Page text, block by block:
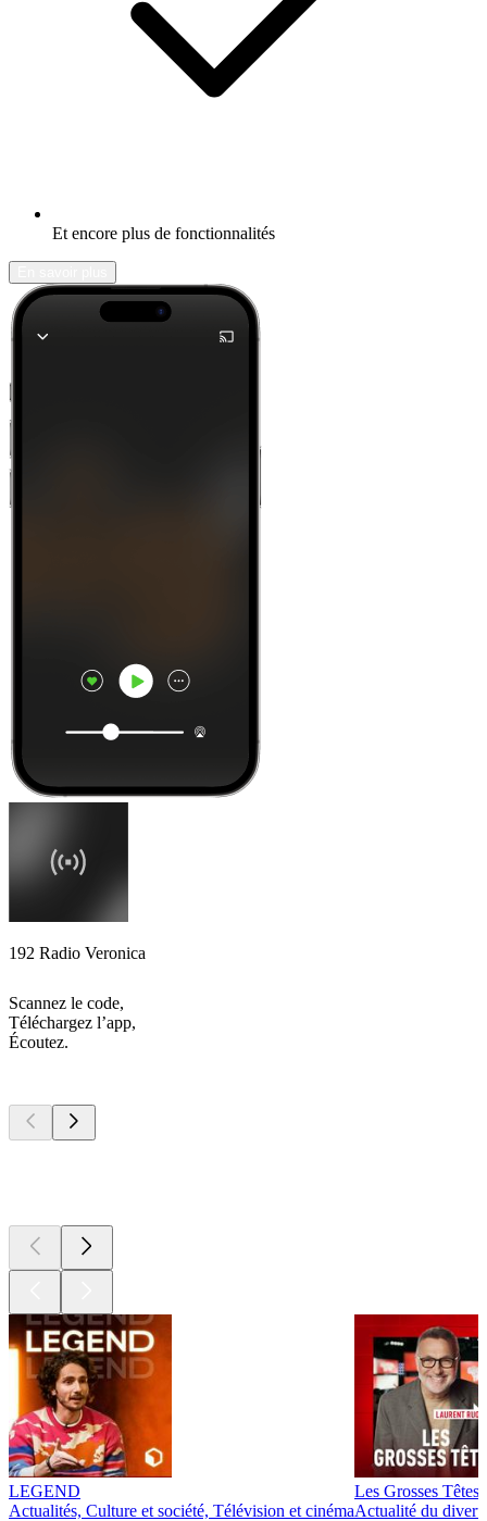
Et encore plus de fonctionnalités
192 Radio Veronica
Scannez le code,
Téléchargez l’app,
Écoutez.
LEGEND
Actualités, Culture et société, Télévision et cinéma
Les Grosses Têtes
Actualité du